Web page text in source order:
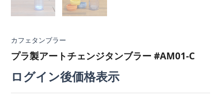
カフェタンブラー
プラ製アートチェンジタンブラー #AM01-C
ログイン後価格表示